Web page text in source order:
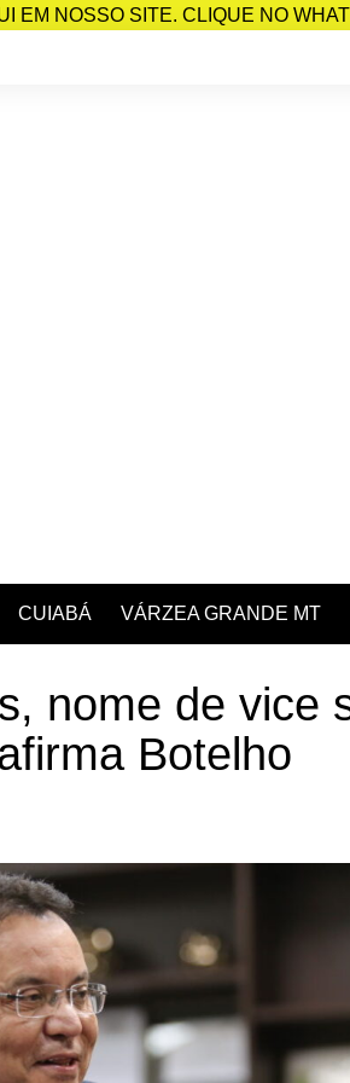
EM NOSSO SITE. CLIQUE NO
CUIABÁ VÁRZEA GRANDE MT
nome de vice
Botelho